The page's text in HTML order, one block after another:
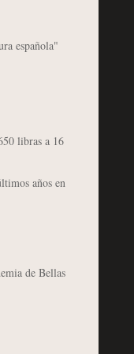
española"
libras a 16
años en
de Bellas